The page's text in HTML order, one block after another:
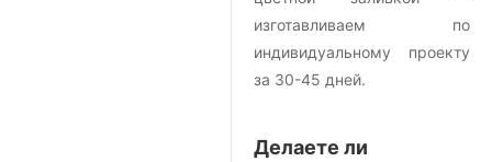
изготавливаем по
индивидуальному проекту
за 30-45 дней.
Делаете ли